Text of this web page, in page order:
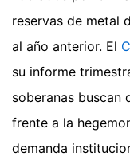
reservas de metal
al año anterior. El
su informe
soberanas buscan
frente a la
demanda